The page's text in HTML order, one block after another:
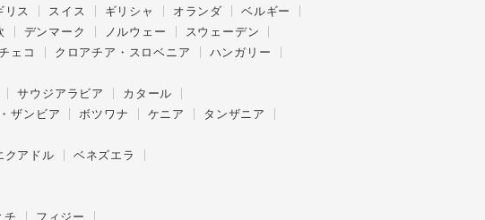
リス スイス ギリシャ オランダ
ベルギー
デンマーク ノルウェー
スウェーデン
ェコ クロアチア・スロベニア
ハンガリー
サウジアラビア
カタール
ザンビア ボツワナ ケニア
タンザニア
クアドル
ベネズエラ
チ フィジー